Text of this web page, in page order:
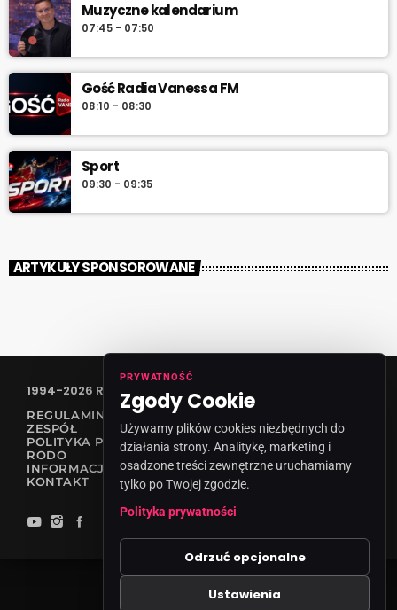
Muzyczne kalendarium
07:45 - 07:50
Gość Radia Vanessa FM
08:10 - 08:30
Sport
09:30 - 09:35
ARTYKUŁY SPONSOROWANE
1994-2026 RADIO VANESSA SPÓŁKA Z O.O
REGULAMIN KONKURSÓW
ZESPÓŁ
POLITYKA PRYWATNOŚCI
RODO
INFORMACJA O NADAWCY
KONTAKT
PRYWATNOŚĆ
Zgody Cookie
Używamy plików cookies niezbędnych do
działania strony. Analitykę, marketing i
osadzone treści zewnętrzne uruchamiamy
tylko po Twojej zgodzie.
Polityka prywatności
Odrzuć opcjonalne
Ustawienia
Zgody cookies